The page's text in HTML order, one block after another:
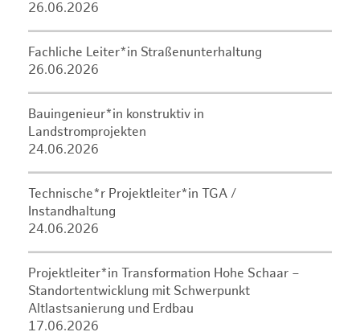
26.06.2026
Fachliche Leiter*in Straßenunterhaltung
26.06.2026
Bauingenieur*in konstruktiv in
Landstromprojekten
24.06.2026
Technische*r Projektleiter*in TGA /
Instandhaltung
24.06.2026
Projektleiter*in Transformation Hohe Schaar –
Standortentwicklung mit Schwerpunkt
Altlastsanierung und Erdbau
17.06.2026